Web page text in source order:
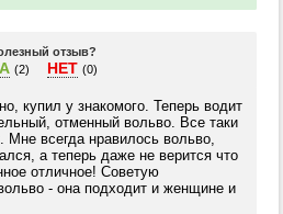
отзыв?
(2) НЕТ (0)
купил у знакомого. Теперь водит
отменный вольво. Все таки
Мне всегда нравилось вольво,
а теперь даже не верится что
отличное! Советую
- она подходит и женщине и